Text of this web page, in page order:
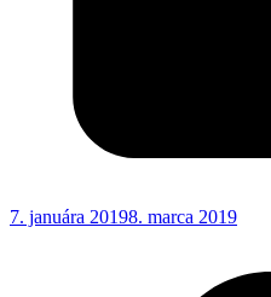
7. januára 20198. marca 2019